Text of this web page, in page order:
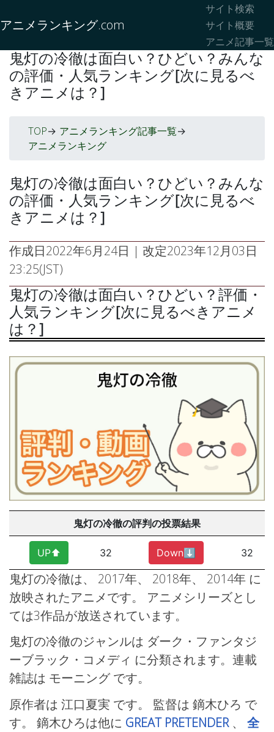
アニメランキング.com
サイト検索
サイト概要
アニメ記事一覧
鬼灯の冷徹は面白い？ひどい？みんな
の評価・人気ランキング[次に見るべ
きアニメは？]
TOP-> アニメランキング記事一覧->
アニメランキング
鬼灯の冷徹は面白い？ひどい？みんな
の評価・人気ランキング[次に見るべ
きアニメは？]
作成日2022年6月24日 | 改定2023年12月03日
23:25(JST)
鬼灯の冷徹は面白い？ひどい？評価・
人気ランキング[次に見るべきアニメ
は？]
鬼灯の冷徹の評判の投票結果
UP⬆︎ 32 Down⬇︎ 32
鬼灯の冷徹は、 2017年、 2018年、 2014年 に
放映されたアニメです。 アニメシリーズとし
ては3作品が放送されています。
鬼灯の冷徹のジャンルは ダーク・ファンタジ
ーブラック・コメディ に分類されます。連載
雑誌は モーニングです。
原作者は 江口夏実 です。 監督は 鏑木ひろ で
す。 鏑木ひろは他に GREAT PRETENDER、 全